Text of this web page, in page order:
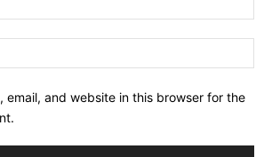
email, and website in this browser for the